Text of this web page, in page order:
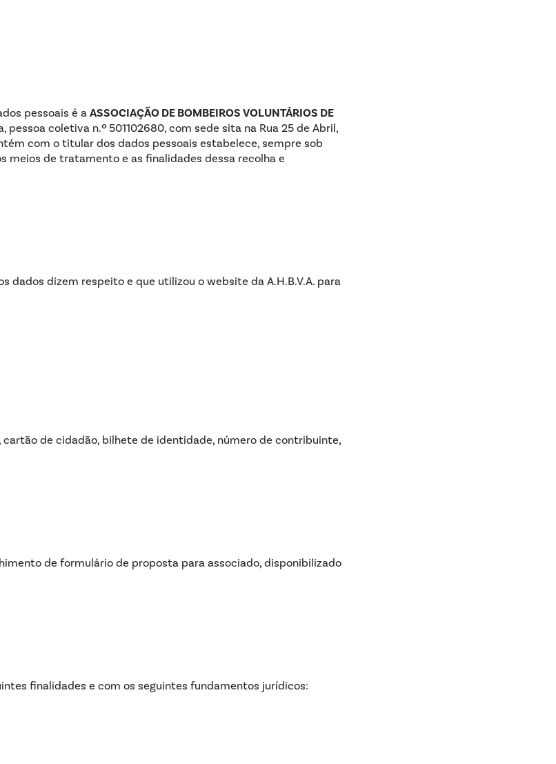
pessoais é a ASSOCIAÇÃO DE BOMBEIROS VOLUNTÁRIOS DE
coletiva n.º 501102680, com sede sita na Rua 25 de Abril,
com o titular dos dados pessoais estabelece, sempre sob
meios de tratamento e as finalidades dessa recolha e
dados dizem respeito e que utilizou o website da A.H.B.V.A. para
de cidadão, bilhete de identidade, número de contribuinte,
de formulário de proposta para associado, disponibilizado
finalidades e com os seguintes fundamentos jurídicos: